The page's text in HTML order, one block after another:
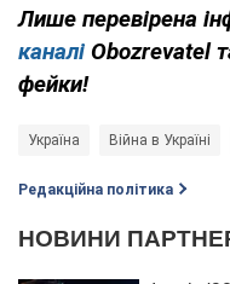
Лише перевірена
каналі Obozrevatel
фейки!
Україна Війна в Україні
Редакційна політика